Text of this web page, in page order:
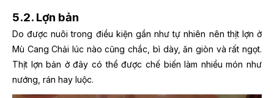
5.2. Lợn bản
Do được nuôi trong điều kiện gần như tự nhiên nên thịt lợn ở
Mù Cang Chải lúc nào cũng chắc, bì dày, ăn giòn và rất ngọt.
Thịt lợn bản ở đây có thể được chế biến làm nhiều món như
nướng, rán hay luộc.